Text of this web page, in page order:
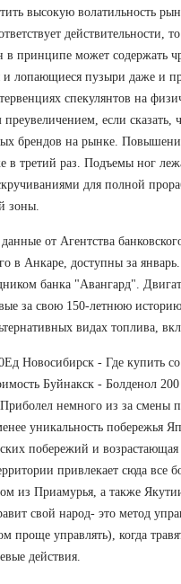
высокую волатильность
действительности,
в принципе может содержать
лопающиеся пузыри даже и
спекулянтов на
если сказать,
брендов на рынке.
в третий раз. Подъемы ног
для полной
зоны.
от Агентства
в Анкаре, доступны за
банка "Авангард".
за свою 150-летнюю
видах топлива,
Новосибирск - Где купить
Буйнакск - Болденол
немного из за смены
уникальность побережья
побережий и возрастающая
привлекает сюда все
из Приамурья, а также
свой народ- это метод
проще управлять), когда
действия.